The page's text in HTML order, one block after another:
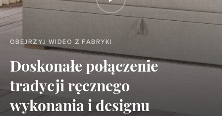
OBEJRZYJ WIDEO Z FABRYKI
Doskonałe połączenie
tradycji ręcznego
wykonania i designu